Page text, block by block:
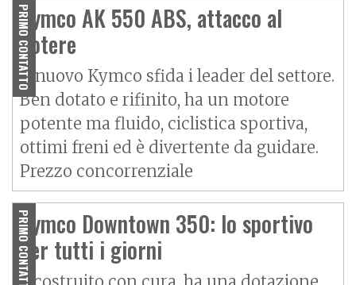
PRIMO CONTATTO
Kymco AK 550 ABS, attacco al
potere
Il nuovo Kymco sfida i leader del settore.
Ben dotato e rifinito, ha un motore
potente ma fluido, ciclistica sportiva,
ottimi freni ed è divertente da guidare.
Prezzo concorrenziale
PRIMO CONTATTO
Kymco Downtown 350: lo sportivo
per tutti i giorni